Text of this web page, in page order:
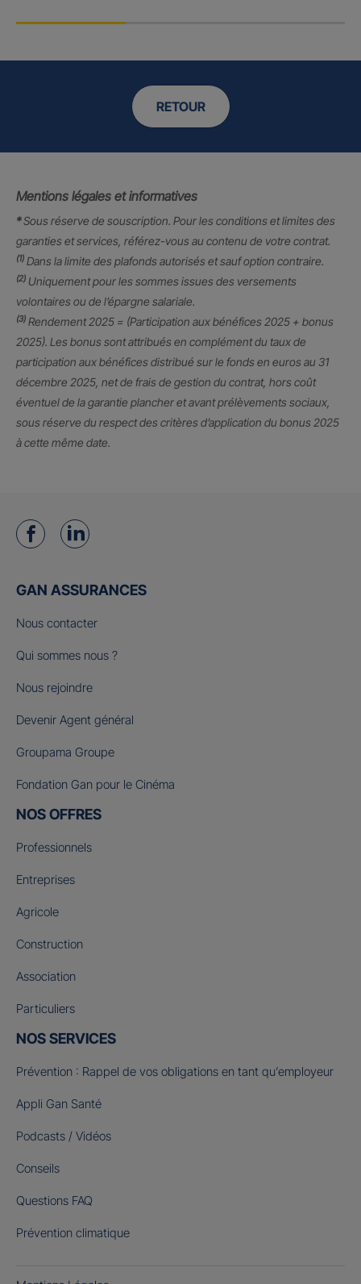
RETOUR
Mentions légales et informatives
*Sous réserve de souscription. Pour les conditions et limites des
garanties et services, référez-vous au contenu de votre contrat.
(1) Dans la limite des plafonds autorisés et sauf option contraire.
(2) Uniquement pour les sommes issues des versements
volontaires ou de l’épargne salariale.
(3) Rendement 2025 = (Participation aux bénéfices 2025 + bonus
2025). Les bonus sont attribués en complément du taux de
participation aux bénéfices distribué sur le fonds en euros au 31
décembre 2025, net de frais de gestion du contrat, hors coût
éventuel de la garantie plancher et avant prélèvements sociaux,
sous réserve du respect des critères d’application du bonus 2025
à cette même date.
GAN ASSURANCES
Nous contacter
Qui sommes nous ?
Nous rejoindre
Devenir Agent général
Groupama Groupe
Fondation Gan pour le Cinéma
NOS OFFRES
Professionnels
Entreprises
Agricole
Construction
Association
Particuliers
NOS SERVICES
Prévention : Rappel de vos obligations en tant qu’employeur
Appli Gan Santé
Podcasts / Vidéos
Conseils
Questions FAQ
Prévention climatique